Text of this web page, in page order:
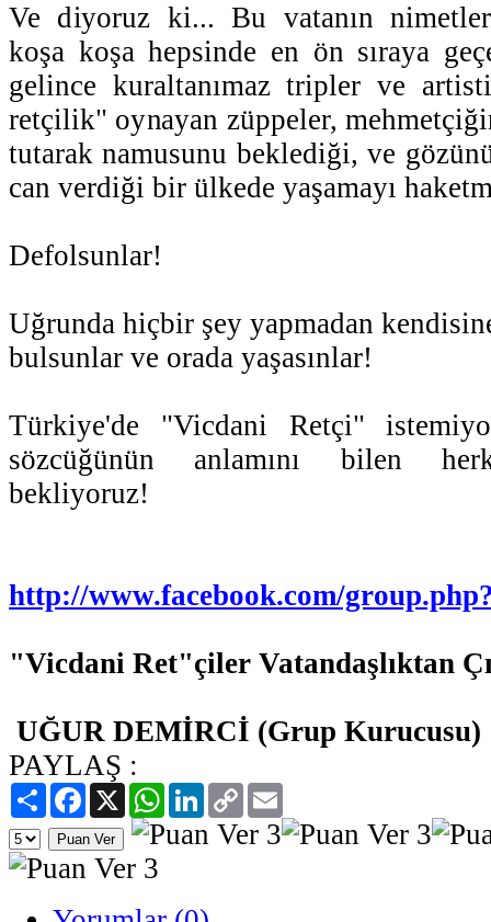
Ve diyoruz ki... Bu vatanın
koşa koşa hepsinde en ön sıraya
gelince kuraltanımaz tripler ve
retçilik" oynayan züppeler,
tutarak namusunu beklediği, ve
can verdiği bir ülkede yaşamayı
Defolsunlar!
Uğrunda hiçbir şey yapmadan
bulsunlar ve orada yaşasınlar!
Türkiye'de "Vicdani Retçi"
sözcüğünün anlamını bilen
bekliyoruz!
http://www.facebook.com/
"Vicdani Ret"çiler Vatandaşlıktan
UĞUR DEMİRCİ (Grup Kurucusu)
PAYLAŞ :
PaylaşFacebook
X WhatsAppLinkedIn
Copy
Link